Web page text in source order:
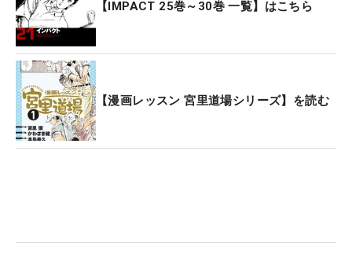
【IMPACT 25巻～30巻 一覧】はこちら
【漫画レッスン 宮里道場シリーズ】を読む